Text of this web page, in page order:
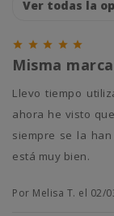
    
Misma
Llevo tiempo utilizando esta marca con mi perro y mi gato, y
ahora he visto
siempre se la
está muy bien.
Por Melisa T. el 02/